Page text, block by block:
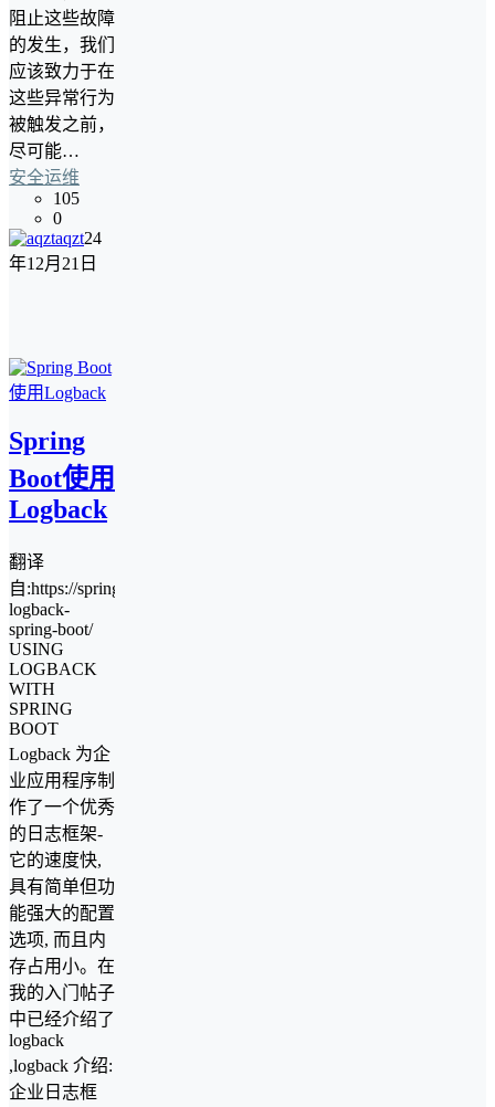
阻止这些故障
的发生，我们
应该致力于在
这些异常行为
被触发之前，
尽可能…
安全运维
105
0
aqzt24
年12月21日
Spring
Boot使用
Logback
翻译
自:https://springframework.guru/using-
logback-
spring-boot/
USING
LOGBACK
WITH
SPRING
BOOT
Logback 为企
业应用程序制
作了一个优秀
的日志框架-
它的速度快,
具有简单但功
能强大的配置
选项, 而且内
存占用小。在
我的入门帖子
中已经介绍了
logback
,logback 介绍:
企业日志框